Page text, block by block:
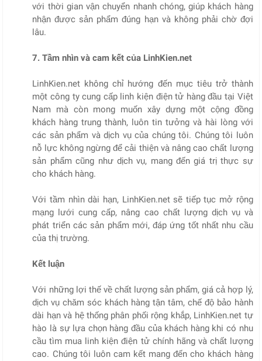
với thời gian vận chuyển nhanh chóng, giúp khách hàng
nhận được sản phẩm đúng hạn và không phải chờ đợi
lâu.
7. Tầm nhìn và cam kết của LinhKien.net
LinhKien.net không chỉ hướng đến mục tiêu trở thành
một công ty cung cấp linh kiện điện tử hàng đầu tại Việt
Nam mà còn mong muốn xây dựng một cộng đồng
khách hàng trung thành, luôn tin tưởng và hài lòng với
các sản phẩm và dịch vụ của chúng tôi. Chúng tôi luôn
nỗ lực không ngừng để cải thiện và nâng cao chất lượng
sản phẩm cũng như dịch vụ, mang đến giá trị thực sự
cho khách hàng.
Với tầm nhìn dài hạn, LinhKien.net sẽ tiếp tục mở rộng
mạng lưới cung cấp, nâng cao chất lượng dịch vụ và
phát triển các sản phẩm mới, đáp ứng tốt nhất nhu cầu
của thị trường.
Kết luận
Với những lợi thế về chất lượng sản phẩm, giá cả hợp lý,
dịch vụ chăm sóc khách hàng tận tâm, chế độ bảo hành
dài hạn và hệ thống phân phối rộng khắp, LinhKien.net tự
hào là sự lựa chọn hàng đầu của khách hàng khi có nhu
cầu tìm mua linh kiện điện tử chính hãng và chất lượng
cao. Chúng tôi luôn cam kết mang đến cho khách hàng